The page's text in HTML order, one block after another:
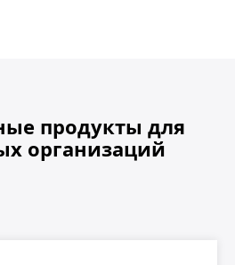
продукты для
организаций